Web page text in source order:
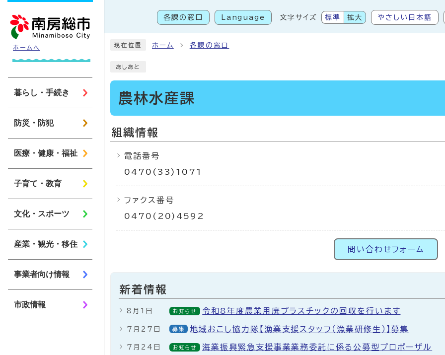
各課の窓口 Language 文字サイズ 標準 拡大 やさしい日本語
ホームへ
暮らし・手続き
防災・防犯
医療・健康・福祉
子育て・教育
文化・スポーツ
産業・観光・移住
事業者向け情報
市政情報
現在位置 ホーム 各課の窓口
あしあと
農林水産課
組織情報
電話番号
0470(33)1071
ファクス番号
0470(20)4592
問い合わせフォーム
新着情報
8月1日 お知らせ 令和8年度農業用廃プラスチックの回収を行います
7月27日 募集 地域おこし協力隊【漁業支援スタッフ（漁業研修生）】募集
7月24日 お知らせ 海業振興緊急支援事業業務委託に係る公募型プロポーザル